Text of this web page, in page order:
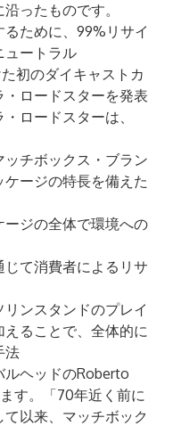
ったものです。
ために、99%リサイ
ュートラル
初のダイキャストカ
ロードスターを発表
ロードスターは、
チボックス・ブラン
ージの特長を備えた
ージの全体で環境への
て消費者によるリサ
ンスタンドのプレイ
ることで、全体的に
法
ルヘッドのRoberto
す。「70年近く前に
以来、マッチボック